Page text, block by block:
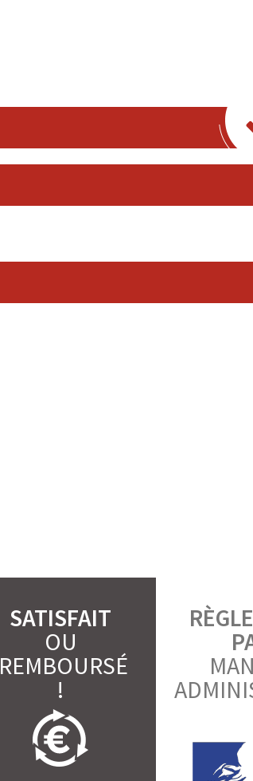
SATISFAIT
OU
REMBOURSÉ
!